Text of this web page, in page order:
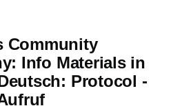
Community
Info Materials in
Protocol -